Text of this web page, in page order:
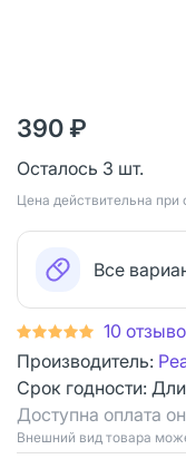
390 ₽
Осталось 3 шт.
Цена действительна
Все
10
Производитель:
Срок годности:
Доступна оплата
Bнешний вид товара